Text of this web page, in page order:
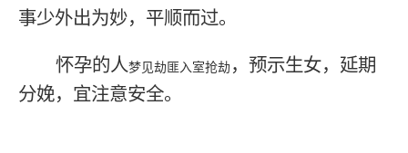
事少外出为妙，平顺而过。
怀孕的人梦见劫匪入室抢劫 ，预示生女，延期
分娩，宜注意安全。